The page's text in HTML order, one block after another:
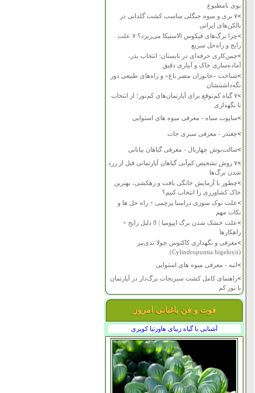
بوی نامطبوع
>
۷ بری و میوه جنگلی مناسب کشت گلدانی در
بالکن‌های ایرانی
>
چرا برگ‌های فیکوس الاستیکا می‌ریزد؟ ۷ علت
رایج و راه‌حل سریع
>چمن‌کاری حرفه‌ای در تابستان: انتخاب بذر،
آماده‌سازی خاک و آبیاری دقیق
>شناخت «جانوران مضر باغ» و راه‌های طبیعی دور
نگه‌داشتنشان
>
۷ گیاه کم‌توقع برای آپارتمان‌های کم‌نور؛ از انتخاب
تا نگهداری
>ساپوت سیاه - معرفی میوه های استوایی
>چغندر - معرفی سبزی جات
>سالت‌بوش چهاربال - معرفی گیاهان بیابانی
>
۷ روش تشخیص کم‌آبی گیاهان آپارتمانی قبل از زرد
شدن برگ‌ها
>چطور با آزمایش خانگی بافت و زهکشی، بهترین
خاک کشاورزی را انتخاب کنیم؟
>علت نوک سوزی دراسنا پرچمی + راه حل ها و
نکات مهم
>
علت خشک شدن برگ ایپومیا | 8 دلیل رایج +
راهکارها
>معرفی و نگهداری کاکتوس چولا تدی‌بیر
(Cylindropuntia bigelovii)
>انبه - معرفی میوه های استوایی
>راهنمای کامل کشت سبزیجات برگ‌دار در آپارتمان
با نور کم
فوت و فن باغبانی امروز
آشنایی با گیاه زیبای هاورتیا کوپری